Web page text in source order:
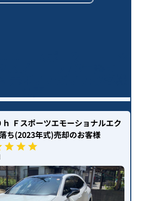
Ｆスポーツエモーショナルエク
ち(2023年式)売却のお客様